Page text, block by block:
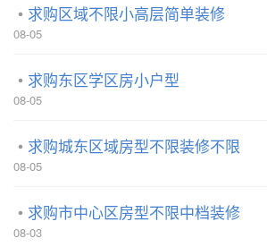
求购区域不限小高层简单装修
08-05
求购东区学区房小户型
08-05
求购城东区域房型不限装修不限
08-05
求购市中心区房型不限中档装修
08-03